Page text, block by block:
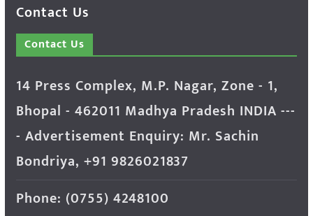
Contact Us
Contact Us
14 Press Complex, M.P. Nagar, Zone - 1,
Bhopal - 462011 Madhya Pradesh INDIA ---
- Advertisement Enquiry: Mr. Sachin
Bondriya, +91 9826021837
Phone: (0755) 4248100